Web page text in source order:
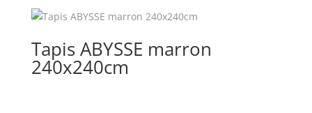
Tapis ABYSSE marron
240x240cm